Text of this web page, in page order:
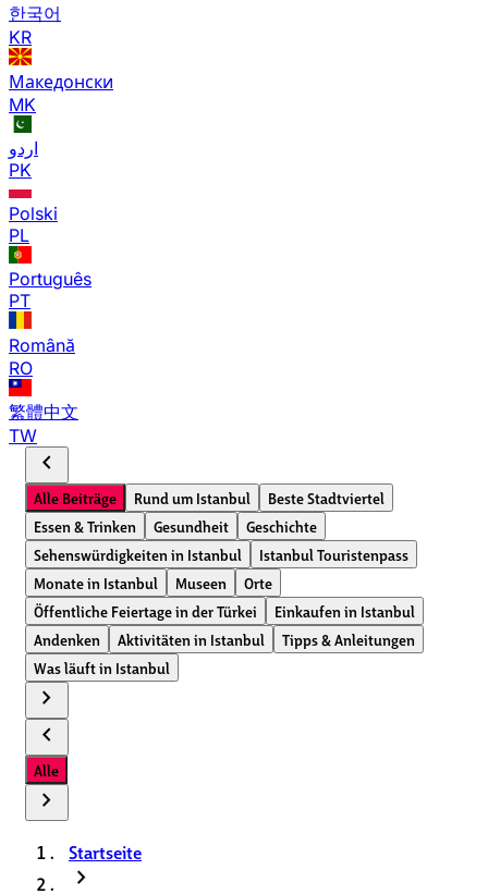
한국어
KR
Македонски
MK
اردو
PK
Polski
PL
Português
PT
Română
RO
繁體中文
TW
chevron_left
Alle Beiträge Rund um Istanbul
Beste Stadtviertel
Essen & Trinken
Gesundheit
Geschichte
Sehenswürdigkeiten in Istanbul
Istanbul Touristenpass
Monate in Istanbul
Museen
Orte
Öffentliche Feiertage in der Türkei
Einkaufen in Istanbul
Andenken
Aktivitäten in Istanbul
Tipps & Anleitungen
Was läuft in Istanbul
chevron_right
chevron_left
Alle
chevron_right
Startseite
chevron_right